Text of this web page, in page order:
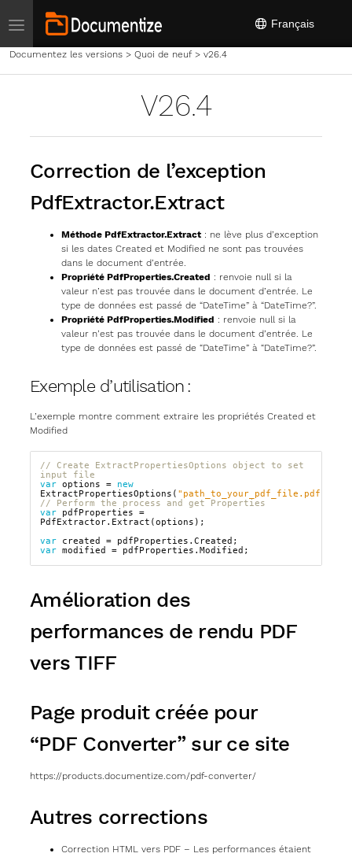
Toggle navigation Français
Documentez les versions> Quoi de neuf> v26.4
V26.4
Correction de l’exception
PdfExtractor.Extract
Méthode PdfExtractor.Extract: ne lève plus d’exception
si les dates Created et Modified ne sont pas trouvées
dans le document d’entrée.
Propriété PdfProperties.Created : renvoie null si la
valeur n’est pas trouvée dans le document d’entrée. Le
type de données est passé de “DateTime” à “DateTime?”.
Propriété PdfProperties.Modified : renvoie null si la
valeur n’est pas trouvée dans le document d’entrée. Le
type de données est passé de “DateTime” à “DateTime?”.
Exemple d’utilisation :
L’exemple montre comment extraire les propriétés Created et
Modified
// Create ExtractPropertiesOptions object to set
input file
var options =
new
ExtractPropertiesOptions ( "path_to_your_pdf_file.pdf"
// Perform the process and get Properties
var
pdfProperties
=
PdfExtractor. Extract (options );
var
created = pdfProperties . Created ;
var modified = pdfProperties . Modified ;
Amélioration des
performances de rendu PDF
vers TIFF
Page produit créée pour
“PDF Converter” sur ce site
https://products.documentize.com/pdf-converter/
Autres corrections
Correction HTML vers PDF – Les performances étaient